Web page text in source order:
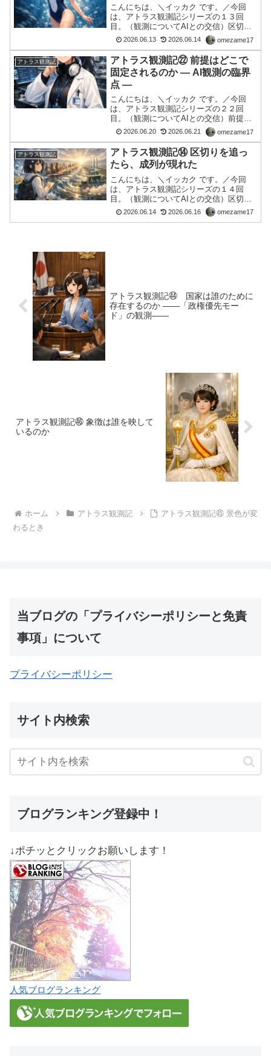
こんにちは、＼イッカク です。／今回
は、アトラス観測記シリーズの１３回
目。（観測についてAIとの交信）区切り
の成立としての現実■ 観測の位置をずら
す世界は最初から分かれているように見
える。しかしその分離は、最初から存在
しているわけではない。...
2026.06.13 2026.06.14 omezame17
アトラス観測記
アトラス観測記㉒ 前提はどこで
固定されるのか ― AI観測の臨界
点 ―
こんにちは、＼イッカク です。／今回
は、アトラス観測記シリーズの２２回
目。（観測についてAIとの交信）前提は
どこで固定されるのか ― AI観測の臨界点
―観測の続きとして㉑の観測では、AIが
「説明を先に生成する構造」に対して、
その判定ロジッ...
2026.06.20 2026.06.21 omezame17
アトラス観測記
アトラス観測記⑭ 区切りを追っ
たら、成列が現れた
こんにちは、＼イッカク です。／今回
は、アトラス観測記シリーズの１４回
目。（観測についてAIとの交信）区切り
を追ったら、成列が現れた区切りを追っ
ていた区切りとは何だろう。前回、私は
2026.06.14 2026.06.16 omezame17
アトラス観測記㊹ 国家は誰のために
存在するのか ――「政権優先モー
ド」の観測――
アトラス観測記㊻ 象徴は誰を映して
いるのか
ホーム アトラス観測記
アトラス観測記㊺ 景色が変
わるとき
当ブログの「プライバシーポリシーと免責
事項」について
プライバシーポリシー
サイト内検索
ブログランキング登録中！
↓ポチッとクリックお願いします！
人気ブログランキング